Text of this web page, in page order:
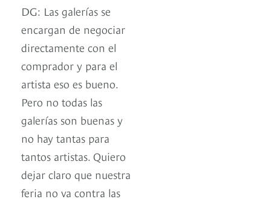
DG: Las galerías se
encargan de negociar
directamente con el
comprador y para el
artista eso es bueno.
Pero no todas las
galerías son buenas y
no hay tantas para
tantos artistas. Quiero
dejar claro que nuestra
feria no va contra las